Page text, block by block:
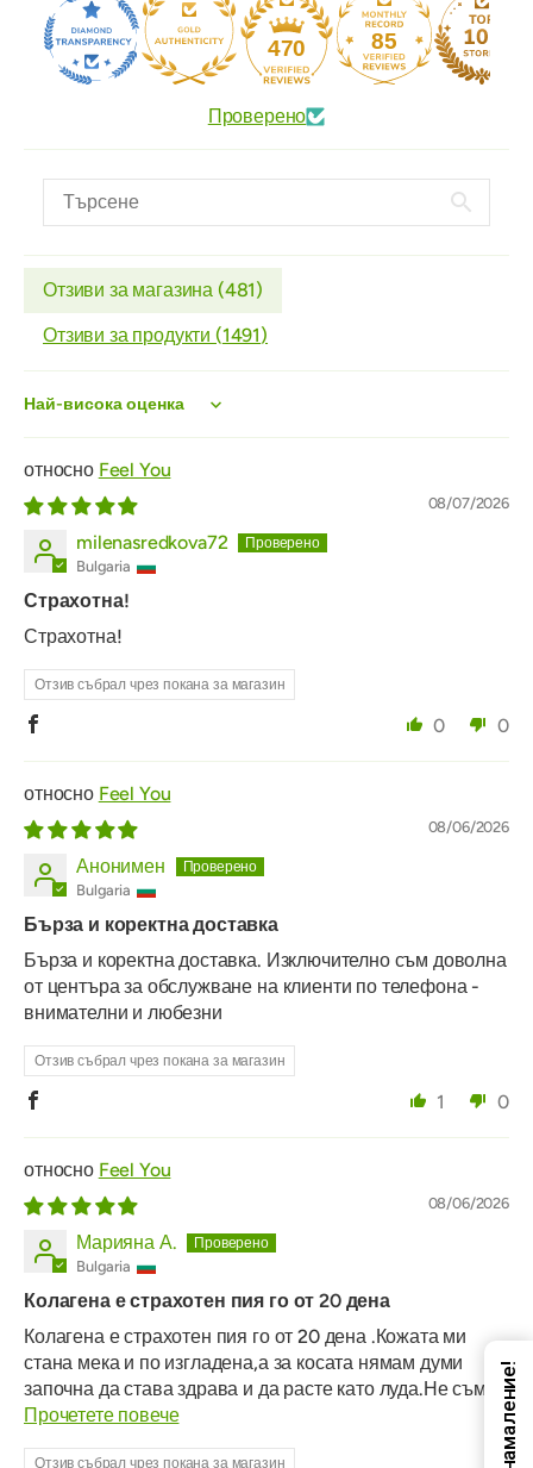
470 85
Проверено
Отзиви за магазина (481)
Отзиви за продукти (1491)
Sort by
Feel You
08/07/2026
milenasredkova72
Bulgaria
Страхотна!
Страхотна!
Отзив събрал чрез покана за магазин
0 0
Feel You
08/06/2026
Анонимен
Bulgaria
Бърза и коректна доставка
Бърза и коректна доставка. Изключително съм доволна
от центъра за обслужване на клиенти по телефона -
внимателни и любезни
Отзив събрал чрез покана за магазин
1 0
Feel You
08/06/2026
Марияна А.
Bulgaria
Колагена е страхотен пия го от 20 дена
Колагена е страхотен пия го от 20 дена .Кожата ми
стана мека и по изгладена,а за косата нямам думи
започна да става здрава и да расте като луда.Не съм...
Прочетете повече
Отзив събрал чрез покана за магазин